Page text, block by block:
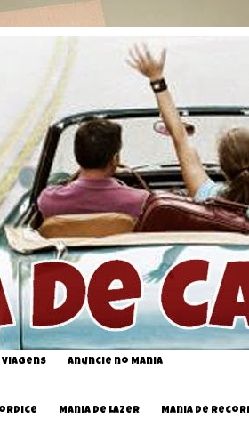
Anuncie no Mania
Mania de Lazer Mania de